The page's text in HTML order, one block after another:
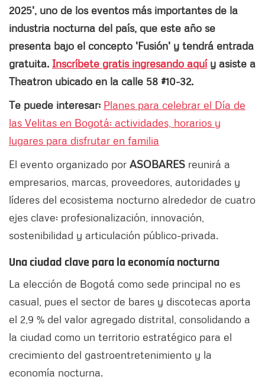
2025', uno de los eventos más importantes de la
industria nocturna del país, que este año se
presenta bajo el concepto 'Fusión' y tendrá entrada
gratuita. Inscríbete gratis ingresando aquíy asiste a
Theatron ubicado en la calle 58 #10-32.
Te puede interesar: Planes para celebrar el Día de
las Velitas en Bogotá: actividades, horarios y
lugares para disfrutar en familia
El evento organizado por ASOBARES reunirá a
empresarios, marcas, proveedores, autoridades y
líderes del ecosistema nocturno alrededor de cuatro
ejes clave: profesionalización, innovación,
sostenibilidad y articulación público-privada.
Una ciudad clave para la economía nocturna
La elección de Bogotá como sede principal no es
casual, pues el sector de bares y discotecas aporta
el 2,9 % del valor agregado distrital, consolidando a
la ciudad como un territorio estratégico para el
crecimiento del gastroentretenimiento y la
economía nocturna.